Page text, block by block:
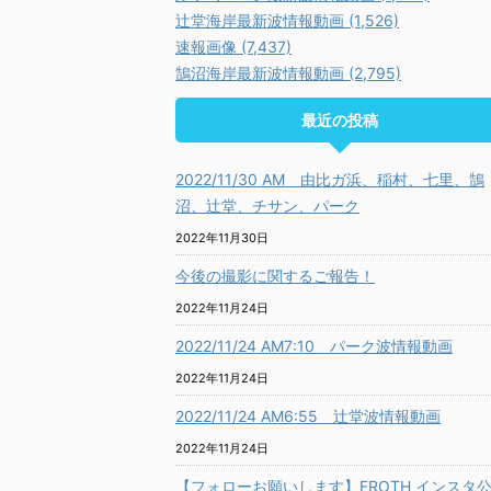
辻堂海岸最新波情報動画 (1,526)
速報画像 (7,437)
鵠沼海岸最新波情報動画 (2,795)
最近の投稿
2022/11/30 AM 由比ガ浜、稲村、七里、鵠
沼、辻堂、チサン、パーク
2022年11月30日
今後の撮影に関するご報告！
2022年11月24日
2022/11/24 AM7:10 パーク波情報動画
2022年11月24日
2022/11/24 AM6:55 辻堂波情報動画
2022年11月24日
【フォローお願いします】FROTH インスタ公